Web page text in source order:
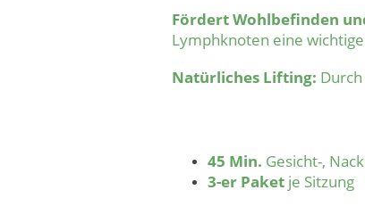
Fördert Wohlbefinden
Lymphknoten eine
Natürliches Lifting:
45 Min. Gesicht-,
3-er Paket je Sitzung